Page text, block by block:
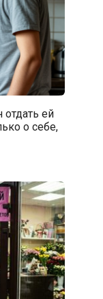
ей
о себе,